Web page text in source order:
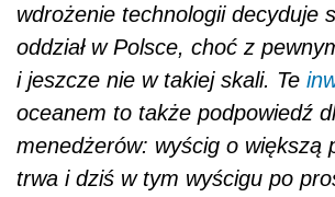
wdrożenie technologii decyduje
oddział w Polsce, choć z
i jeszcze nie w takiej skali. Te
oceanem to także podpowiedź
menedżerów: wyścig o większą
trwa i dziś w tym wyścigu po